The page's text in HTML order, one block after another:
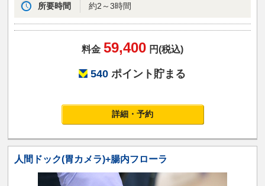
所要時間 約2～3時間
料金 59,400 円(税込)
540 ポイント貯まる
詳細・予約
人間ドック(胃カメラ)+腸内フローラ